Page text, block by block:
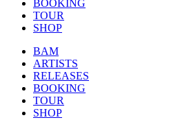
BOOKING
TOUR
SHOP
BAM
ARTISTS
RELEASES
BOOKING
TOUR
SHOP